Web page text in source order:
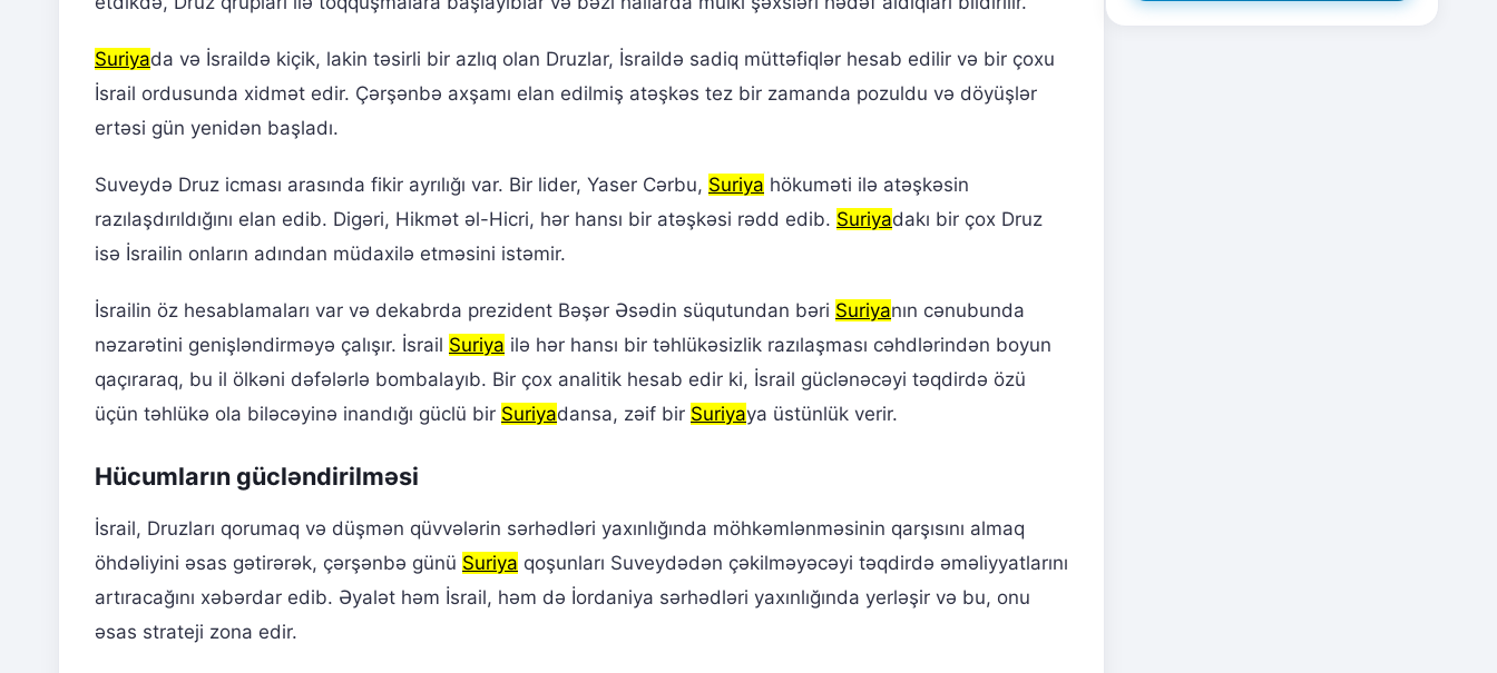
Suriyada və İsraildə kiçik, lakin təsirli bir azlıq olan Druzlar, İsraildə sadiq müttəfiqlər hesab edilir və bir çoxu
İsrail ordusunda xidmət edir. Çərşənbə axşamı elan edilmiş atəşkəs tez bir zamanda pozuldu və döyüşlər
ertəsi gün yenidən başladı.
Suveydə Druz icması arasında fikir ayrılığı var. Bir lider, Yaser Cərbu, Suriya hökuməti ilə atəşkəsin
razılaşdırıldığını elan edib. Digəri, Hikmət əl-Hicri, hər hansı bir atəşkəsi rədd edib. Suriyadakı bir çox Druz
isə İsrailin onların adından müdaxilə etməsini istəmir.
İsrailin öz hesablamaları var və dekabrda prezident Bəşər Əsədin süqutundan bəri Suriyanın cənubunda
nəzarətini genişləndirməyə çalışır. İsrail Suriya ilə hər hansı bir təhlükəsizlik razılaşması cəhdlərindən boyun
qaçıraraq, bu il ölkəni dəfələrlə bombalayıb. Bir çox analitik hesab edir ki, İsrail güclənəcəyi təqdirdə özü
üçün təhlükə ola biləcəyinə inandığı güclü bir Suriyadansa, zəif bir Suriyaya üstünlük verir.
Hücumların gücləndirilməsi
İsrail, Druzları qorumaq və düşmən qüvvələrin sərhədləri yaxınlığında möhkəmlənməsinin qarşısını almaq
öhdəliyini əsas gətirərək, çərşənbə günü Suriya qoşunları Suveydədən çəkilməyəcəyi təqdirdə əməliyyatlarını
artıracağını xəbərdar edib. Əyalət həm İsrail, həm də İordaniya sərhədləri yaxınlığında yerləşir və bu, onu
əsas strateji zona edir.